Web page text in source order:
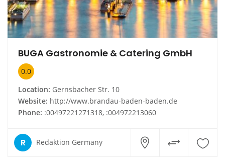
BUGA Gastronomie & Catering GmbH
0.0
Location: Gernsbacher Str. 10
Website: http://www.brandau-baden-baden.de
Phone: :00497221271318, :004972213060
R Redaktion Germany